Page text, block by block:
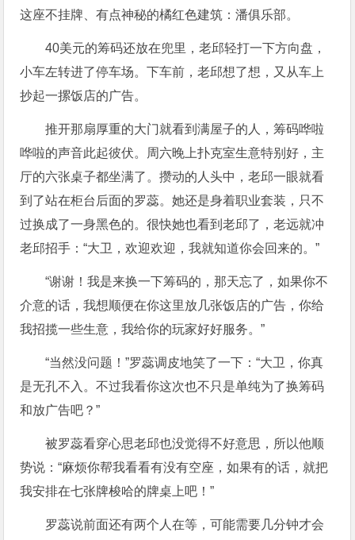
这座不挂牌、有点神秘的橘红色建筑：潘俱乐部。
40美元的筹码还放在兜里，老邱轻打一下方向盘，
小车左转进了停车场。下车前，老邱想了想，又从车上
抄起一摞饭店的广告。
推开那扇厚重的大门就看到满屋子的人，筹码哗啦
哗啦的声音此起彼伏。周六晚上扑克室生意特别好，主
厅的六张桌子都坐满了。攒动的人头中，老邱一眼就看
到了站在柜台后面的罗蕊。她还是身着职业套装，只不
过换成了一身黑色的。很快她也看到老邱了，老远就冲
老邱招手：“大卫，欢迎欢迎，我就知道你会回来的。”
“谢谢！我是来换一下筹码的，那天忘了，如果你不
介意的话，我想顺便在你这里放几张饭店的广告，你给
我招揽一些生意，我给你的玩家好好服务。”
“当然没问题！”罗蕊调皮地笑了一下：“大卫，你真
是无孔不入。不过我看你这次也不只是单纯为了换筹码
和放广告吧？”
被罗蕊看穿心思老邱也没觉得不好意思，所以他顺
势说：“麻烦你帮我看看有没有空座，如果有的话，就把
我安排在七张牌梭哈的牌桌上吧！”
罗蕊说前面还有两个人在等，可能需要几分钟才会